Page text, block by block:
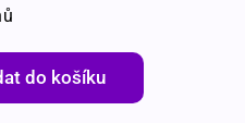
do košíku